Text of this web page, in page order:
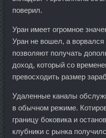
поверил.
Уран имеет огромное
Уран не вошел, а
позволяют получать
доход, который со
превосходить размер
Удаленные каналы
в обычном режиме.
границу боковика и
клубники с рынка